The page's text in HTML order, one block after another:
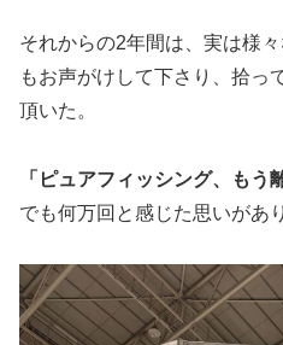
それからの2年間は、実は様
もお声がけして下さり、拾っ
頂いた。
「ピュアフィッシング、もう
でも何万回と感じた思いがあ